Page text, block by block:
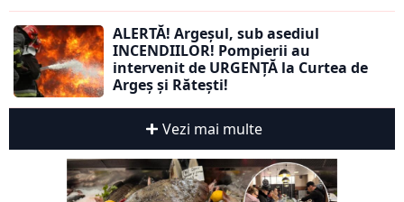
ALERTĂ! Argeșul, sub asediul
INCENDIILOR! Pompierii au
intervenit de URGENȚĂ la Curtea de
Argeș și Rătești!
Vezi mai multe